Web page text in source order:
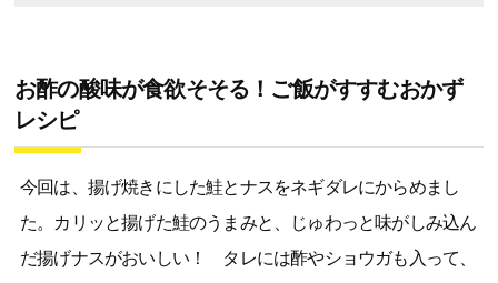
お酢の酸味が食欲そそる！ご飯がすすむおかず
レシピ
今回は、揚げ焼きにした鮭とナスをネギダレにからめまし
た。カリッと揚げた鮭のうまみと、じゅわっと味がしみ込ん
だ揚げナスがおいしい！ タレには酢やショウガも入って、